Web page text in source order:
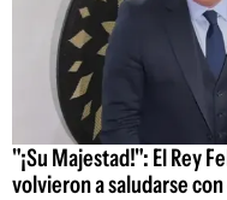
"¡Su Majestad!": El Rey
volvieron a saludarse